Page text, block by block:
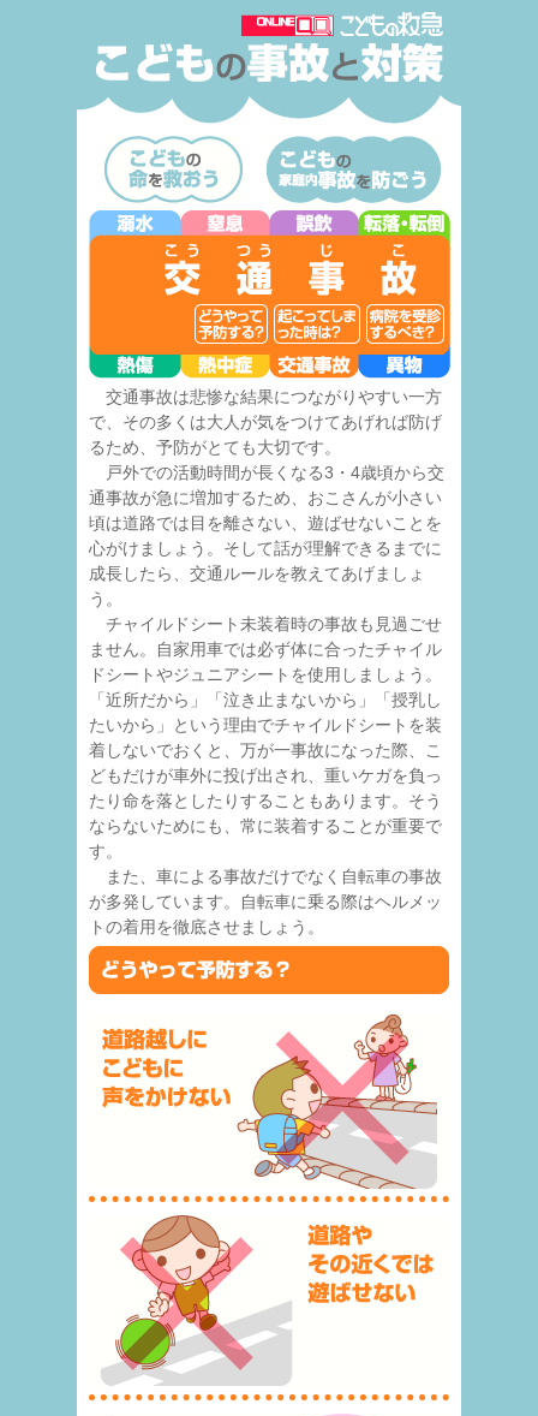
交通事故は悲惨な結果につながりやすい一方
で、その多くは大人が気をつけてあげれば防げ
るため、予防がとても大切です。
戸外での活動時間が長くなる3・4歳頃から交
通事故が急に増加するため、おこさんが小さい
頃は道路では目を離さない、遊ばせないことを
心がけましょう。そして話が理解できるまでに
成長したら、交通ルールを教えてあげましょ
う。
チャイルドシート未装着時の事故も見過ごせ
ません。自家用車では必ず体に合ったチャイル
ドシートやジュニアシートを使用しましょう。
「近所だから」「泣き止まないから」「授乳し
たいから」という理由でチャイルドシートを装
着しないでおくと、万が一事故になった際、こ
どもだけが車外に投げ出され、重いケガを負っ
たり命を落としたりすることもあります。そう
ならないためにも、常に装着することが重要で
す。
また、車による事故だけでなく自転車の事故
が多発しています。自転車に乗る際はヘルメッ
トの着用を徹底させましょう。